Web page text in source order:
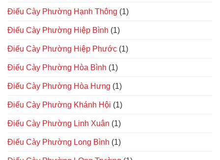
Điếu Cày Phường Hạnh Thông (1)
Điếu Cày Phường Hiệp Bình (1)
Điếu Cày Phường Hiệp Phước (1)
Điếu Cày Phường Hòa Bình (1)
Điếu Cày Phường Hòa Hưng (1)
Điếu Cày Phường Khánh Hội (1)
Điếu Cày Phường Linh Xuân (1)
Điếu Cày Phường Long Bình (1)